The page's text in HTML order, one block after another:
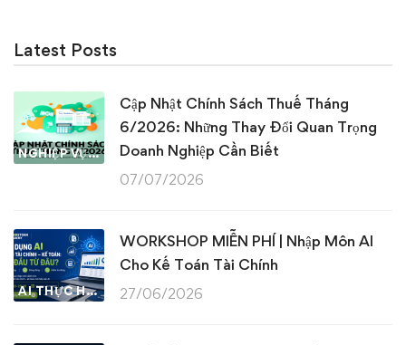
Latest Posts
NGHIỆP VỤ KẾ TOÁN & THUẾ
Cập Nhật Chính Sách Thuế Tháng
6/2026: Những Thay Đổi Quan Trọng
Doanh Nghiệp Cần Biết
07/07/2026
AI THỰC HÀNH
WORKSHOP MIỄN PHÍ | Nhập Môn AI
Cho Kế Toán Tài Chính
27/06/2026